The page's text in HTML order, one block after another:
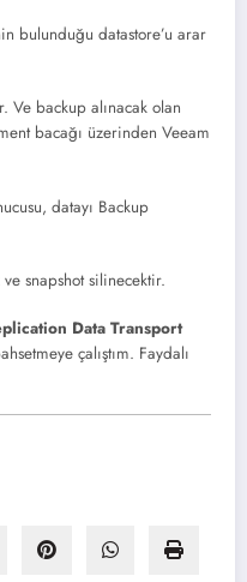
bulunduğu datastore’u arar
Ve backup alınacak olan
bacağı üzerinden Veeam
datayı Backup
snapshot silinecektir.
Data Transport
çalıştım. Faydalı